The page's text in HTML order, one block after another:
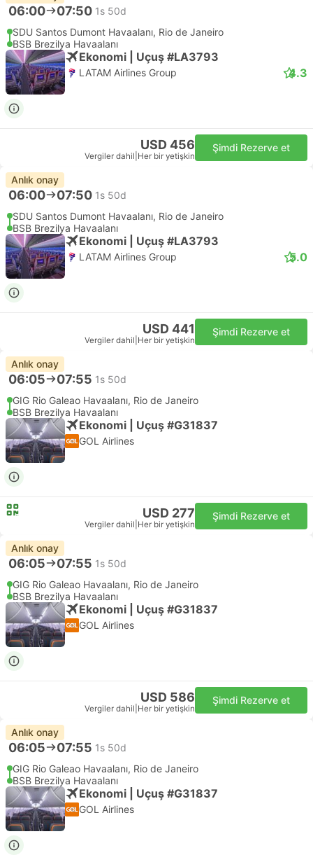
06:00 07:50 1s 50d
SDU Santos Dumont Havaalanı, Rio de Janeiro
BSB Brezilya Havaalanı
Ekonomi | Uçuş #LA3793
LATAM Airlines Group 4.3
USD 456
Vergiler dahil Her bir yetişkin
Şimdi Rezerve et
Anlık onay
06:00 07:50 1s 50d
SDU Santos Dumont Havaalanı, Rio de Janeiro
BSB Brezilya Havaalanı
Ekonomi | Uçuş #LA3793
LATAM Airlines Group 5.0
USD 441
Vergiler dahil Her bir yetişkin
Şimdi Rezerve et
Anlık onay
06:05 07:55 1s 50d
GIG Rio Galeao Havaalanı, Rio de Janeiro
BSB Brezilya Havaalanı
Ekonomi | Uçuş #G31837
GOL Airlines
USD 277
Vergiler dahil Her bir yetişkin
Şimdi Rezerve et
Anlık onay
06:05 07:55 1s 50d
GIG Rio Galeao Havaalanı, Rio de Janeiro
BSB Brezilya Havaalanı
Ekonomi | Uçuş #G31837
GOL Airlines
USD 586
Vergiler dahil Her bir yetişkin
Şimdi Rezerve et
Anlık onay
06:05 07:55 1s 50d
GIG Rio Galeao Havaalanı, Rio de Janeiro
BSB Brezilya Havaalanı
Ekonomi | Uçuş #G31837
GOL Airlines